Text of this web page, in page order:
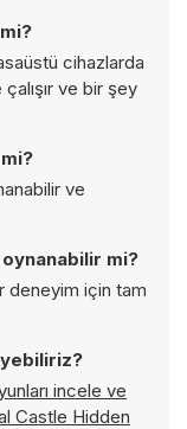
cihazlarda
ve bir şey
ve
mi?
deneyim için tam
incele ve
Castle Hidden